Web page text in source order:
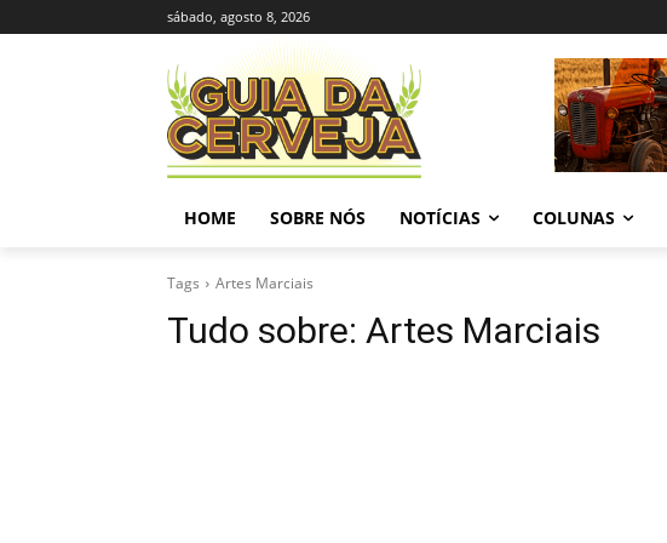
sábado, agosto 8, 2026
HOME SOBRE NÓS NOTÍCIAS COLUNAS
Tags Artes Marciais
Tudo sobre: Artes Marciais